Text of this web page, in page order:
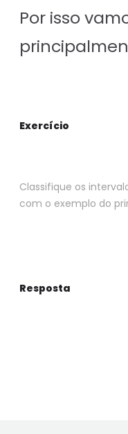
Por isso
Exercício
Classifique os
com o exemplo do
Resposta